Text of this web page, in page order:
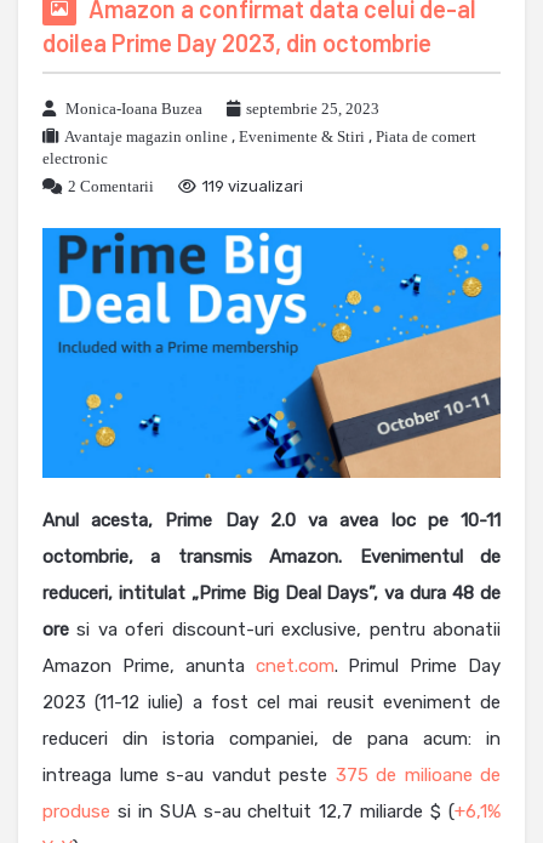
Amazon a confirmat data celui de-al
doilea Prime Day 2023, din octombrie
Monica-Ioana Buzea
septembrie 25, 2023
Avantaje magazin online , Evenimente & Stiri , Piata de comert
electronic
2 Comentarii
119 vizualizari
Anul acesta, Prime Day 2.0 va avea loc pe 10-11
octombrie, a transmis Amazon. Evenimentul de
reduceri, intitulat „Prime Big Deal Days”, va dura 48 de
oresi va oferi discount-uri exclusive, pentru abonatii
Amazon Prime, anunta cnet.com. Primul Prime Day
2023 (11-12 iulie) a fost cel mai reusit eveniment de
reduceri din istoria companiei, de pana acum: in
intreaga lume s-au vandut peste 375 de milioane de
produse si in SUA s-au cheltuit 12,7 miliarde $ (+6,1%